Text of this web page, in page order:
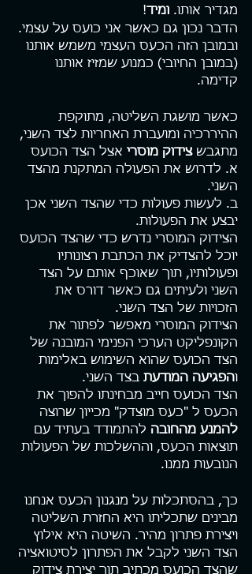
מגדיר אותו. ומיד!
הדבר נכון גם כאשר אני כועס על עצמי.
ובמובן הזה הכעס העצמי משמש אותנו
(במובן החיובי) כמנוע שמזיז אותנו
קדימה.
כאשר מושגת השליטה, מתוקפת
ההיררכיה ומועברת האחריות לצד השני,
מתגבש צידוק מוסרי אצל הצד הכועס
א. לדרוש את הפעולה המתקנת מהצד
השני.
ב. לעשות פעולות כדי שהצד השני אכן
יבצע את הפעולות.
הצידוק המוסרי נדרש כדי שהצד הכועס
יוכל להצדיק את הכתבת רצונותיו
ופעולותיו, תוך שאוכף אותם על הצד
השני ולעיתים גם כאשר דורס את
הזכויות של הצד השני.
הצידוק המוסרי מאפשר לפתור את
הקונפליקט הערכי הפנימי המובנה של
הצד הכועס שהוא השימוש באלימות
והפגיעה המודעת בצד השני.
הצד הכועס חייב מבחינתו להפוך את
הכעס ל "כעס מוצדק" מכייון שרוצה
להמנע מהחובה להתמודד בעתיד עם
תוצאות הכעס, וההשלכות של הפעולות
הנובעות ממנו.
כך, בהסתכלות על מנגנון הכעס אנחנו
מבינים שתכליתו היא החזרת השליטה
ויצירת פתרון מהיר. השיטה היא אילוץ
הצד השני לקבל את הפתרון לסיטואציה
שהצד הכועס מכתיב תוך יצירת צידוק